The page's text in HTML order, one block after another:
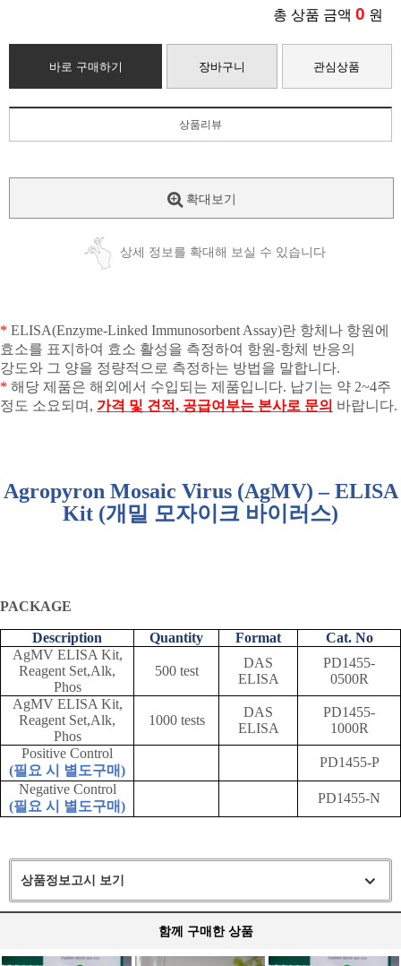
총 상품 금액 0 원
바로 구매하기 장바구니 관심상품
상품리뷰
확대보기
상세 정보를 확대해 보실 수 있습니다
* ELISA(Enzyme-Linked Immunosorbent Assay)란 항체나 항원에
효소를 표지하여 효소 활성을 측정하여 항원-항체 반응의
강도와 그 양을 정량적으로 측정하는 방법을 말합니다.
* 해당 제품은 해외에서 수입되는 제품입니다. 납기는 약 2~4주
정도 소요되며 , 가격 및 견적, 공급여부는 본사로 문의 바랍니다.
Agropyron Mosaic Virus (AgMV) – ELISA
Kit (개밀 모자이크 바이러스)
PACKAGE
Description Quantity Format
Cat. No
AgMV ELISA Kit,
Reagent Set,Alk,
Phos
500 test
DAS
ELISA
PD1455-
0500R
AgMV ELISA Kit,
Reagent Set,Alk,
Phos
1000 tests
DAS
ELISA
PD1455-
1000R
Positive Control
(필요 시 별도구매)
PD1455-P
Negative Control
(필요 시 별도구매)
PD1455-N
상품정보고시 보기
함께 구매한 상품